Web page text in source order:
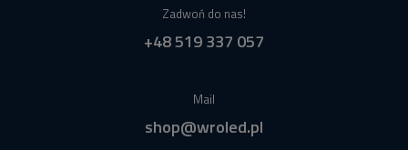
Zadwoń do nas!
+48 519 337 057
Mail
shop@wroled.pl